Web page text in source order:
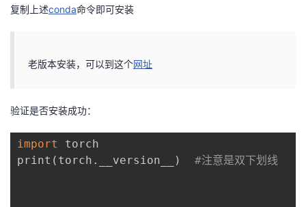
复制上述conda命令即可安装
老版本安装，可以到这个网址
验证是否安装成功：
import
torch
print ( torch.__version__ ) #注意是双下划线